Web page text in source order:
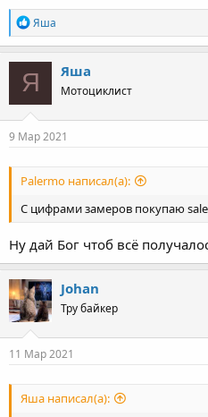
R
e
a
c
t
o
n
s
Яша
Я Яша
Мотоциклист
9 Мар 2021
Palermo написал(а):
С цифрами замеров покупаю
Ну дай Бог чтоб всё
Johan
Тру байкер
11 Мар 2021
Яша написал(а):